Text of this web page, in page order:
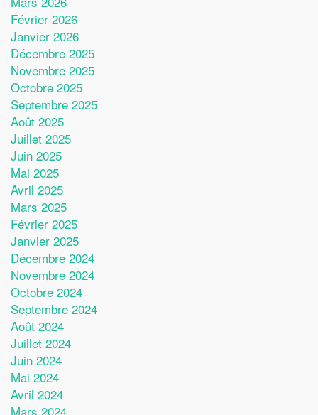
Février 2026
Janvier 2026
Décembre 2025
Novembre 2025
Octobre 2025
Septembre 2025
Août 2025
Juillet 2025
Juin 2025
Mai 2025
Avril 2025
Mars 2025
Février 2025
Janvier 2025
Décembre 2024
Novembre 2024
Octobre 2024
Septembre 2024
Août 2024
Juillet 2024
Juin 2024
Mai 2024
Avril 2024
Mars 2024